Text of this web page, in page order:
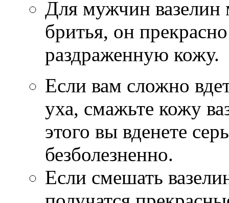
Для мужчин вазелин
бритья, он
раздраженную кожу.
Если вам сложно
уха, смажьте кожу
этого вы вденете
безболезненно.
Если смешать